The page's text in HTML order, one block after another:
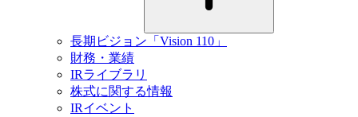
長期ビジョン「Vision 110」
財務・業績
IRライブラリ
株式に関する情報
IRイベント